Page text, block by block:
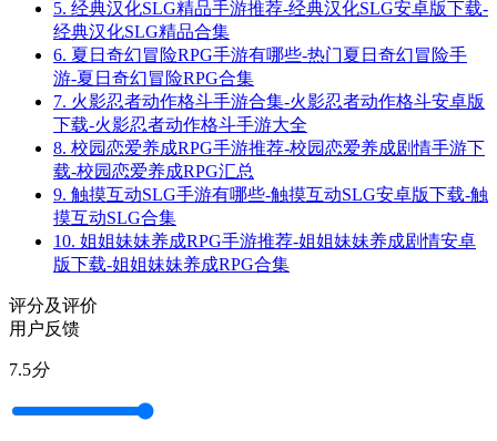
5. 经典汉化SLG精品手游推荐-经典汉化SLG安卓版下载-
经典汉化SLG精品合集
6. 夏日奇幻冒险RPG手游有哪些-热门夏日奇幻冒险手
游-夏日奇幻冒险RPG合集
7. 火影忍者动作格斗手游合集-火影忍者动作格斗安卓版
下载-火影忍者动作格斗手游大全
8. 校园恋爱养成RPG手游推荐-校园恋爱养成剧情手游下
载-校园恋爱养成RPG汇总
9. 触摸互动SLG手游有哪些-触摸互动SLG安卓版下载-触
摸互动SLG合集
10. 姐姐妹妹养成RPG手游推荐-姐姐妹妹养成剧情安卓
版下载-姐姐妹妹养成RPG合集
评分及评价
用户反馈
7.5分